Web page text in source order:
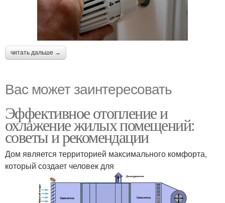
читать дальше →
Вас может заинтересовать
Эффективное отопление и
охлажение жилых помещений:
советы и рекомендации
Дом является территорией максимального комфорта,
который создает человек для